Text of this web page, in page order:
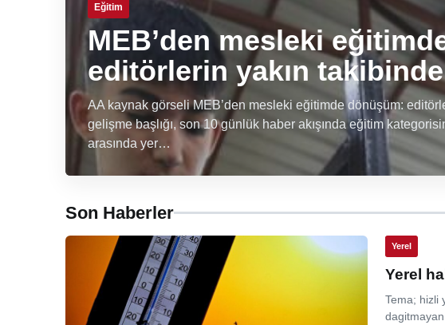
Eğitim
MEB’den mesleki
editörlerin yakın
AA kaynak görseli MEB’den mesleki eğitimde dönüşüm:
gelişme başlığı, son 10 günlük haber akışında eğitim
arasında yer…
Son Haberler
Yerel
Yerel
Tema; hizli